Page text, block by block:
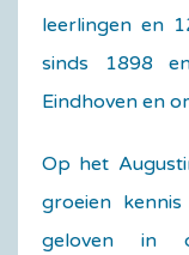
leerlingen en
sinds 1898
Eindhoven en
Op het
groeien
geloven in